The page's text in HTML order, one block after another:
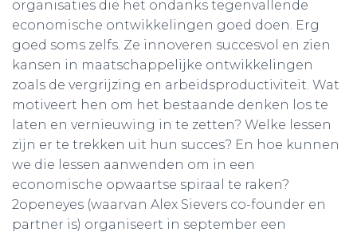
organisaties die het ondanks tegenvallende
economische ontwikkelingen goed doen. Erg
goed soms zelfs. Ze innoveren succesvol en zien
kansen in maatschappelijke ontwikkelingen
zoals de vergrijzing en arbeidsproductiviteit. Wat
motiveert hen om het bestaande denken los te
laten en vernieuwing in te zetten? Welke lessen
zijn er te trekken uit hun succes? En hoe kunnen
we die lessen aanwenden om in een
economische opwaartse spiraal te raken?
2openeyes (waarvan Alex Sievers co-founder en
partner is) organiseert in september een